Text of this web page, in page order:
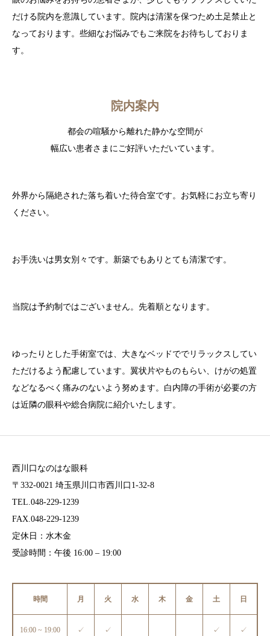
だける院内を意識しています。院内は清潔を保つため土足禁止と
なっております。些細なお悩みでもご来院をお待ちしておりま
す。
院内案内
都会の喧騒から離れた静かな空間が
幅広い患者さまにご好評いただいています。
外界から隔絶された落ち着いた待合室です。お気軽にお立ち寄り
ください。
お手洗いは男女別々です。新築でもありとても清潔です。
当院は予約制ではございません。先着順となります。
ゆったりとした手術室では、大きなベッドででリラックスしてい
ただけるよう配慮しています。翼状片やものもらい、けがの処置
などなるべく痛みのないよう努めます。白内障の手術が必要の方
は近隣の眼科や総合病院に紹介いたします。
西川口なのはな眼科
〒332-0021 埼玉県川口市西川口1-32-8
TEL.048-229-1239
FAX.048-229-1239
定休日：水木金
受診時間：午後 16:00 – 19:00
時間 月 火 水 木 金 土 日
16:00 ~ 19:00 ✓ ✓ ✓ ✓